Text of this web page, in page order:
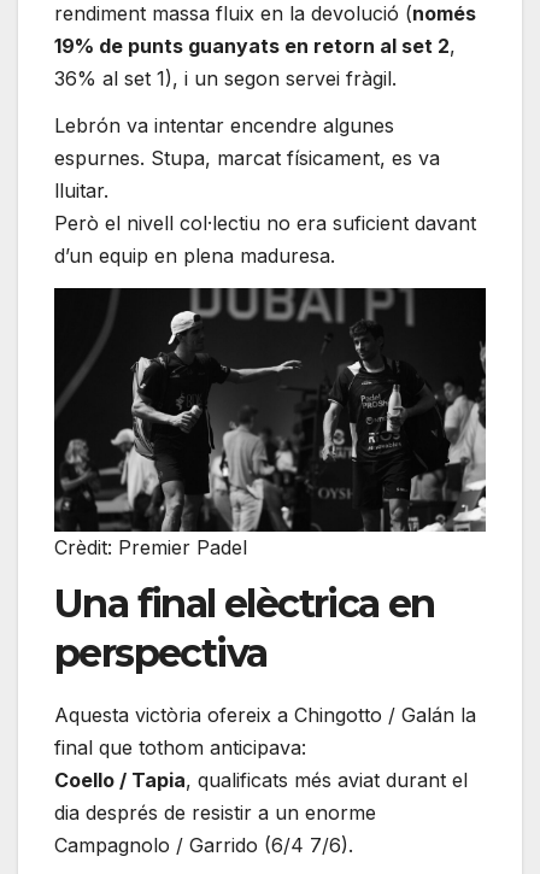
rendiment massa fluix en la devolució (només
19% de punts guanyats en retorn al set 2,
36% al set 1), i un segon servei fràgil.
Lebrón va intentar encendre algunes
espurnes. Stupa, marcat físicament, es va
lluitar.
Però el nivell col·lectiu no era suficient davant
d’un equip en plena maduresa.
Crèdit: Premier Padel
Una final elèctrica en
perspectiva
Aquesta victòria ofereix a Chingotto / Galán la
final que tothom anticipava:
Coello / Tapia, qualificats més aviat durant el
dia després de resistir a un enorme
Campagnolo / Garrido (6/4 7/6).